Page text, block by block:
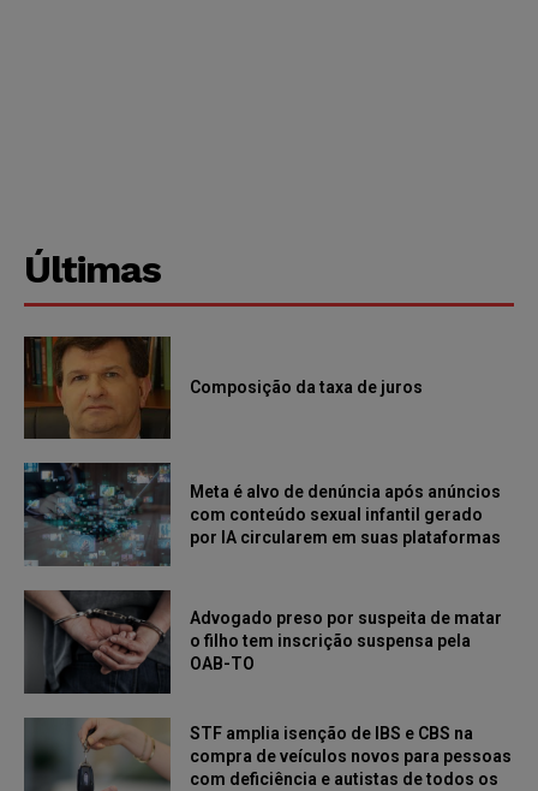
Últimas
Composição da taxa de juros
Meta é alvo de denúncia após anúncios
com conteúdo sexual infantil gerado
por IA circularem em suas plataformas
Advogado preso por suspeita de matar
o filho tem inscrição suspensa pela
OAB-TO
STF amplia isenção de IBS e CBS na
compra de veículos novos para pessoas
com deficiência e autistas de todos os